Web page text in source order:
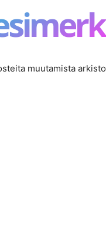
muutamista